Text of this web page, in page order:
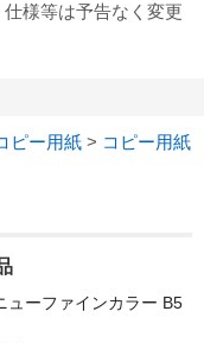
様等は予告なく変更
ピー用紙 > コピー用紙
ューファインカラー B5